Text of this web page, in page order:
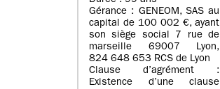
Gérance : GENEOM, SAS au
capital de 100 002 €, ayant
son siège social 7 rue de
marseille 69007 Lyon,
824 648 653 RCS de Lyon
Clause d’agrément :
Existence d’une clause